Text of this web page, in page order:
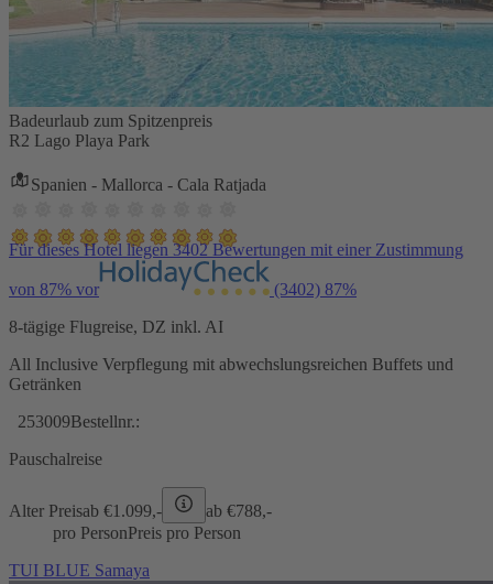
Badeurlaub zum Spitzenpreis
R2 Lago Playa Park
Spanien - Mallorca - Cala Ratjada
Für dieses Hotel liegen 3402 Bewertungen mit einer Zustimmung
von 87% vor (3402) 87%
8-tägige Flugreise, DZ inkl. AI
All Inclusive Verpflegung mit abwechslungsreichen Buffets und
Getränken
253009Bestellnr.:
Pauschalreise
Alter Preisab €1.099,- ab €788,-
pro PersonPreis pro Person
TUI BLUE Samaya